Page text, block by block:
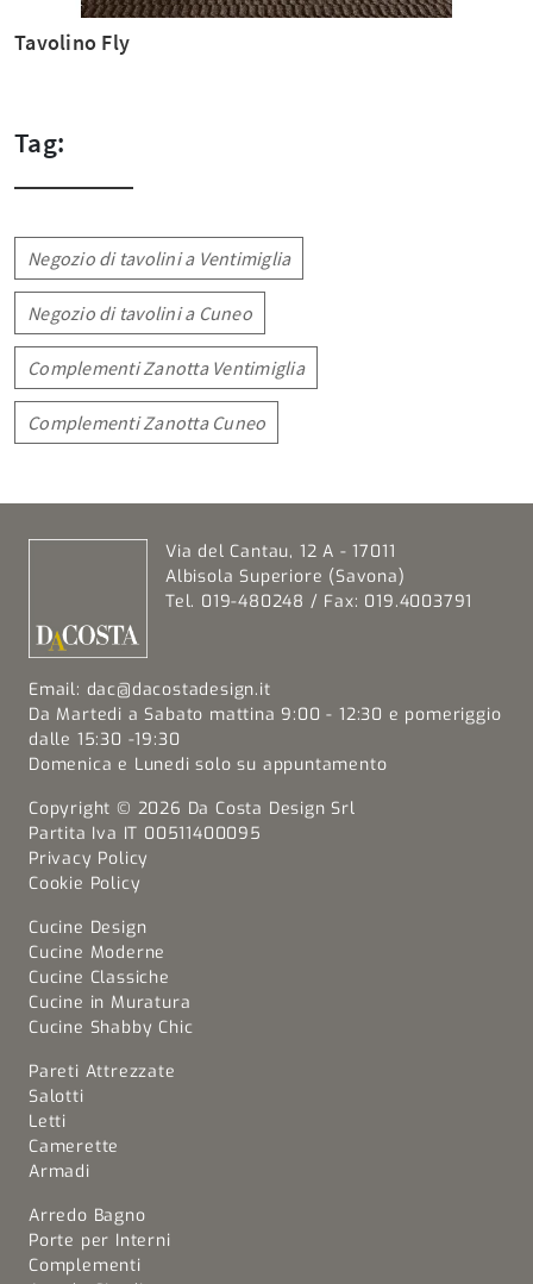
Tavolino Fly
Tag:
Negozio di tavolini a Ventimiglia
Negozio di tavolini a Cuneo
Complementi Zanotta Ventimiglia
Complementi Zanotta Cuneo
Via del Cantau, 12 A - 17011
Albisola Superiore (Savona)
Tel. 019-480248 / Fax: 019.4003791
Email: dac@dacostadesign.it
Da Martedi a Sabato mattina 9:00 - 12:30 e pomeriggio
dalle 15:30 -19:30
Domenica e Lunedi solo su appuntamento
Copyright © 2026 Da Costa Design Srl
Partita Iva IT 00511400095
Privacy Policy
Cookie Policy
Cucine Design
Cucine Moderne
Cucine Classiche
Cucine in Muratura
Cucine Shabby Chic
Pareti Attrezzate
Salotti
Letti
Camerette
Armadi
Arredo Bagno
Porte per Interni
Complementi